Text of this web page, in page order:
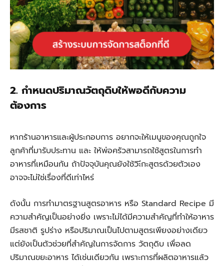
2. กำหนดปริมาณวัตถุดิบให้พอดีกับความ
ต้องการ
หากร้านอาหารและผู้ประกอบการ อยากจะให้เมนูของคุณถูกใจ
ลูกค้าที่มารับประทาน และ ให้พ่อครัวสามารถใช้สูตรในการทำ
อาหารที่เหมือนกัน ถ้าปัจจุบันคุณยังใช้วิะีกะสูตรด้วยตัวเอง
อาจจะไม่ใช่เรื่องที่ดีเท่าไหร่
ดังนั้น การทำมาตรฐานสูตรอาหาร หรือ Standard Recipe มี
ความสำคัญเป็นอย่างยิ่ง เพราะไม่ได้มีความสำคัญที่ทำให้อาหาร
มีรสชาติ รูปร่าง หรือปริมาณเป็นไปตามสูตรเพียงอย่างเดียว
แต่ยังเป็นตัวช่วยที่สำคัญในการจัดการ วัตถุดิบ เพื่อลด
ปริมาณขยะอาหาร ได้เช่นเดียวกัน เพราะการที่ผลิตอาหารแล้ว